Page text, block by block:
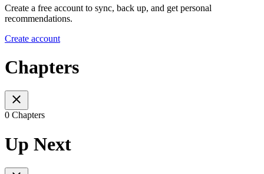
Create a free account to sync, back up, and get personal
recommendations.
Create account
Chapters
0 Chapters
Up Next